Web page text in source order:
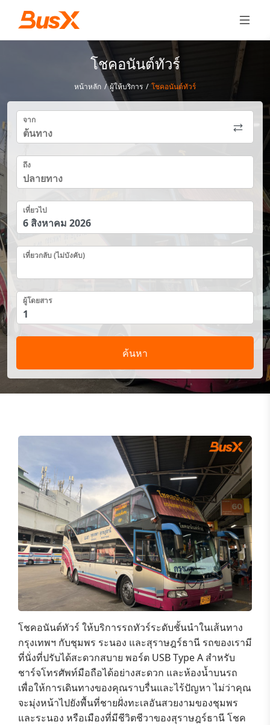
โชคอนันต์ทัวร์
หน้าหลัก / ผู้ให้บริการ / โชคอนันต์ทัวร์
จาก
ถึง
เที่ยวไป
เที่ยวกลับ (ไม่บังคับ)
ผู้โดยสาร
ค้นหา
โชคอนันต์ทัวร์ ให้บริการรถทัวร์ระดับชั้นนำในเส้นทาง
กรุงเทพฯ กับชุมพร ระนอง และสุราษฎร์ธานี รถของเรามี
ที่นั่งที่ปรับได้สะดวกสบาย พอร์ต USB Type A สำหรับ
ชาร์จโทรศัพท์มือถือได้อย่างสะดวก และห้องน้ำบนรถ
เพื่อให้การเดินทางของคุณราบรื่นและไร้ปัญหาไม่ว่าคุณ
จะมุ่งหน้าไปยังพื้นที่ชายฝั่งทะเลอันสวยงามของชุมพร
และระนอง หรือเมืองที่มีชีวิตชีวาของสุราษฎร์ธานีโชค